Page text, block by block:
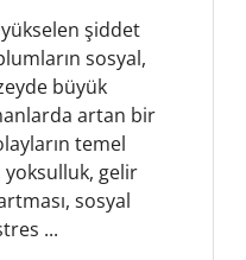
şiddet
sosyal,
büyük
artan bir
temel
yoksulluk, gelir
sosyal
...